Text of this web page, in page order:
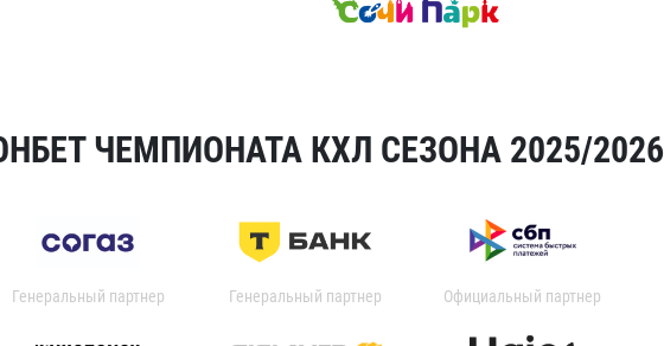
ЧЕМПИОНАТА КХЛ СЕЗОНА 2025/2026
Генеральный партнер Генеральный партнер Официальный партнер